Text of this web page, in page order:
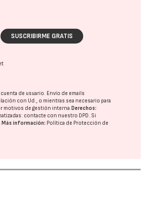
SUSCRIBIRME GRATIS
de usuario. Envío de emails
con Ud., o mientras sea necesario para
motivos de gestión interna.Derechos:
contacte con nuestro DPD. Si
.Más información: Política de Protección de